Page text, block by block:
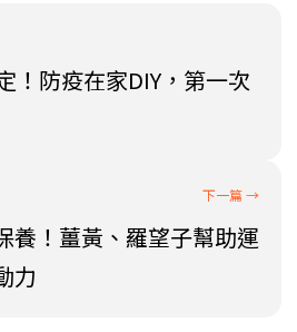
！防疫在家DIY，第一次
養！薑黃、羅望子幫助運
力